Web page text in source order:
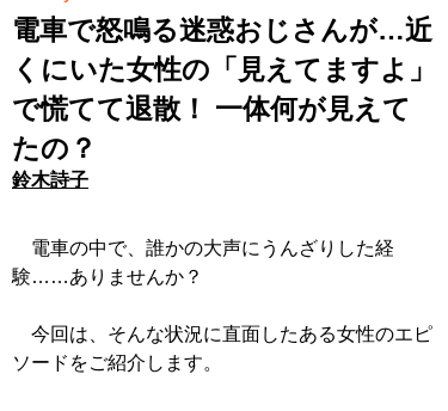
電車で怒鳴る迷惑おじさんが…近
くにいた女性の「見えてますよ」
で慌てて退散！ 一体何が見えて
たの？
鈴木詩子
電車の中で、誰かの大声にうんざりした経
験……ありませんか？
今回は、そんな状況に直面したある女性のエピ
ソードをご紹介します。